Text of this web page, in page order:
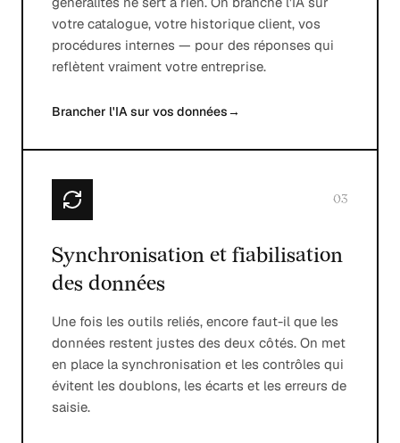
votre catalogue, votre historique client, vos
procédures internes — pour des réponses qui
reflètent vraiment votre entreprise.
Brancher l'IA sur vos données→
03
Synchronisation et fiabilisation
des données
Une fois les outils reliés, encore faut-il que les
données restent justes des deux côtés. On met
en place la synchronisation et les contrôles qui
évitent les doublons, les écarts et les erreurs de
saisie.